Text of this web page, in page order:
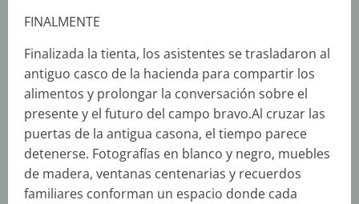
FINALMENTE
Finalizada la tienta, los asistentes se trasladaron al
antiguo casco de la hacienda para compartir los
alimentos y prolongar la conversación sobre el
presente y el futuro del campo bravo.Al cruzar las
puertas de la antigua casona, el tiempo parece
detenerse. Fotografías en blanco y negro, muebles
de madera, ventanas centenarias y recuerdos
familiares conforman un espacio donde cada